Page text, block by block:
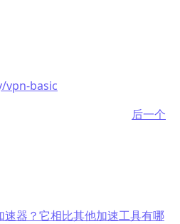
vpn-basic
后一个
器？它相比其他加速工具有哪